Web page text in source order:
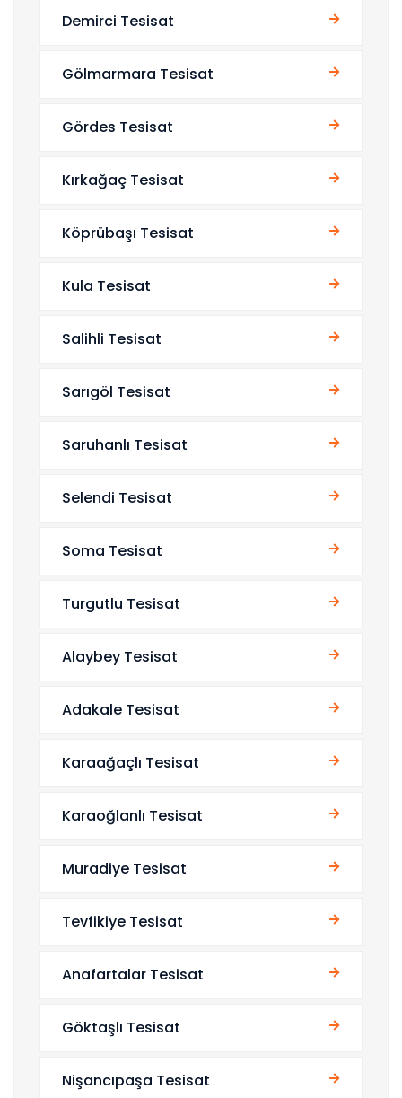
Demirci Tesisat
Gölmarmara Tesisat
Gördes Tesisat
Kırkağaç Tesisat
Köprübaşı Tesisat
Kula Tesisat
Salihli Tesisat
Sarıgöl Tesisat
Saruhanlı Tesisat
Selendi Tesisat
Soma Tesisat
Turgutlu Tesisat
Alaybey Tesisat
Adakale Tesisat
Karaağaçlı Tesisat
Karaoğlanlı Tesisat
Muradiye Tesisat
Tevfikiye Tesisat
Anafartalar Tesisat
Göktaşlı Tesisat
Nişancıpaşa Tesisat